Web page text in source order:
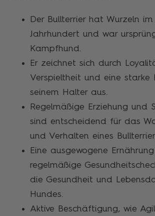
Der Bullterrier hat Wurzeln im
Jahrhundert und war
Kampfhund.
Er zeichnet sich durch
Verspieltheit und eine starke
seinem Halter aus.
Regelmäßige Erziehung und
sind entscheidend für das
und Verhalten eines
Eine ausgewogene
regelmäßige
die Gesundheit und
Hundes.
Aktive Beschäftigung, wie